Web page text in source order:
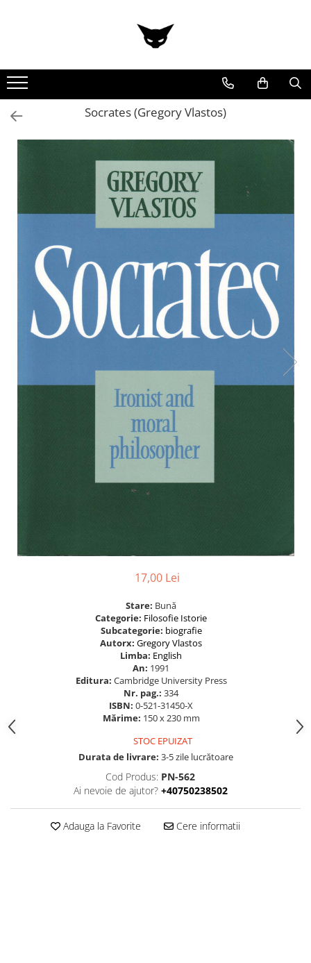
Socrates (Gregory Vlastos)
17,00 Lei
Stare: Bună
Categorie: Filosofie Istorie
Subcategorie: biografie
Autorx: Gregory Vlastos
Limba: English
An: 1991
Editura: Cambridge University Press
Nr. pag.: 334
ISBN: 0-521-31450-X
Mărime: 150 x 230 mm
STOC EPUIZAT
Durata de livrare: 3-5 zile lucrătoare
Cod Produs: PN-562
Ai nevoie de ajutor? +40750238502
Adauga la Favorite Cere informatii